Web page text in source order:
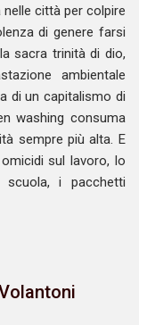
città per colpire
di genere farsi
sacra trinità di dio,
ambientale
di un capitalismo di
washing consuma
sempre più alta. E
sul lavoro, lo
scuola, i pacchetti